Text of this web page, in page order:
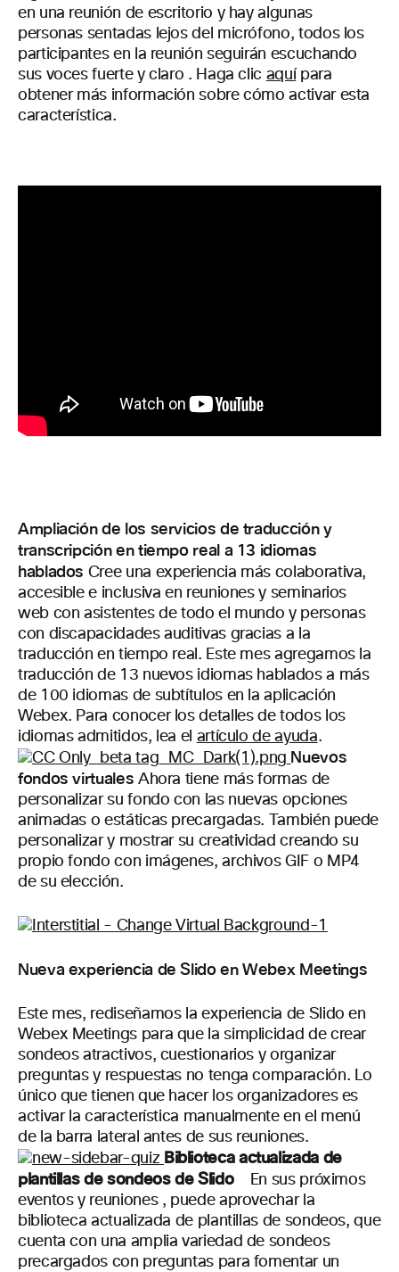
en una reunión de escritorio y hay algunas
personas sentadas lejos del micrófono, todos los
participantes en la reunión seguirán escuchando
sus voces fuerte y claro . Haga clic aquípara
obtener más información sobre cómo activar esta
característica.
Ampliación de los servicios de traducción y
transcripción en tiempo real a 13 idiomas
hablados Cree una experiencia más colaborativa,
accesible e inclusiva en reuniones y seminarios
web con asistentes de todo el mundo y personas
con discapacidades auditivas gracias a la
traducción en tiempo real. Este mes agregamos la
traducción de 13 nuevos idiomas hablados a más
de 100 idiomas de subtítulos en la aplicación
Webex. Para conocer los detalles de todos los
idiomas admitidos, lea el artículo de ayuda.
Nuevos
fondos virtuales Ahora tiene más formas de
personalizar su fondo con las nuevas opciones
animadas oestáticas precargadas. También puede
personalizary mostrar su creatividad creando su
propio fondocon imágenes, archivosGIF o MP4
de su elección.
Nueva experiencia de SlidoenWebex Meetings
Este mes, rediseñamos la experiencia de Slido en
Webex Meetings para que la simplicidad de crear
sondeos atractivos, cuestionarios y organizar
preguntas y respuestas no tenga comparación. Lo
único que tienen que hacer los organizadores es
activar la característica manualmente en el menú
de la barra lateral antes de susreuniones.
Biblioteca actualizada de
plantillas de sondeos de Slido
En sus próximos
eventos y reuniones , puede aprovechar la
biblioteca actualizada de plantillas de sondeos, que
cuenta con una amplia variedad de sondeos
precargados con preguntas para fomentar un